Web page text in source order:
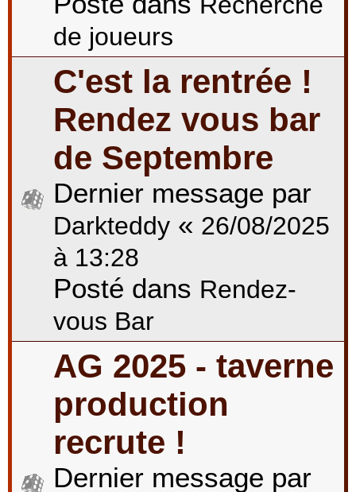
de joueurs
C'est la rentrée !
Rendez vous bar
de Septembre
Dernier message par
Darkteddy « 26/08/2025
à 13:28
Posté dans Rendez-
vous Bar
AG 2025 - taverne
production
recrute !
Dernier message par